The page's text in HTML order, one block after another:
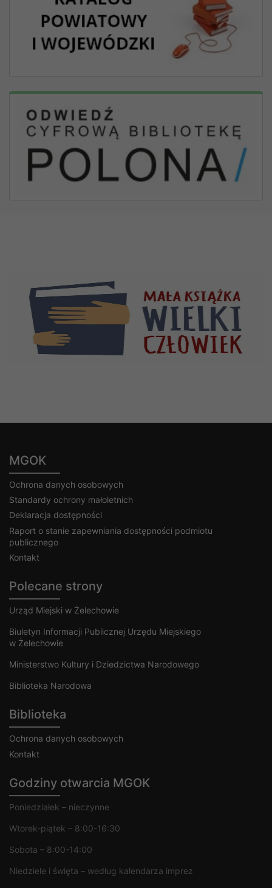
MGOK
Ochrona danych osobowych
Standardy ochrony małoletnich
Deklaracja dostępności
Raport o stanie zapewniania dostępności podmiotu
publicznego
Kontakt
Polecane strony
Urząd Miejski w Żelechowie
Biuletyn Informacji Publicznej Urzędu Miejskiego
w Żelechowie
Ministerstwo Kultury i Dziedzictwa Narodowego
Biblioteka Narodowa
Biblioteka
Ochrona danych osobowych
Kontakt
Godziny otwarcia MGOK
Poniedziałek – nieczynne
Wtorek-piątek – 8:00-16:30
Sobota – 8:00-14:00
Niedziele i święta – według kalendarza imprez